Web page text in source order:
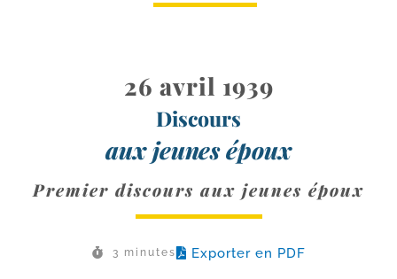
26 avril 1939
Discours
aux jeunes époux
Premier discours aux jeunes époux
3 minutes Exporter en PDF